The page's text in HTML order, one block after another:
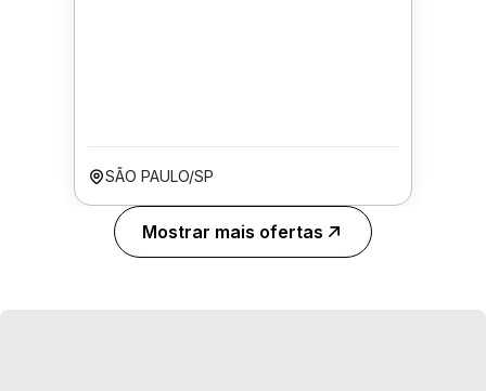
SÃO PAULO/SP
Mostrar mais ofertas